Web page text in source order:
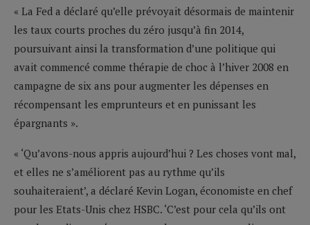
« La Fed a déclaré qu’elle prévoyait désormais de maintenir
les taux courts proches du zéro jusqu’à fin 2014,
poursuivant ainsi la transformation d’une politique qui
avait commencé comme thérapie de choc à l’hiver 2008 en
campagne de six ans pour augmenter les dépenses en
récompensant les emprunteurs et en punissant les
épargnants ».
« ‘Qu’avons-nous appris aujourd’hui ? Les choses vont mal,
et elles ne s’améliorent pas au rythme qu’ils
souhaiteraient’, a déclaré Kevin Logan, économiste en chef
pour les Etats-Unis chez HSBC. ‘C’est pour cela qu’ils ont